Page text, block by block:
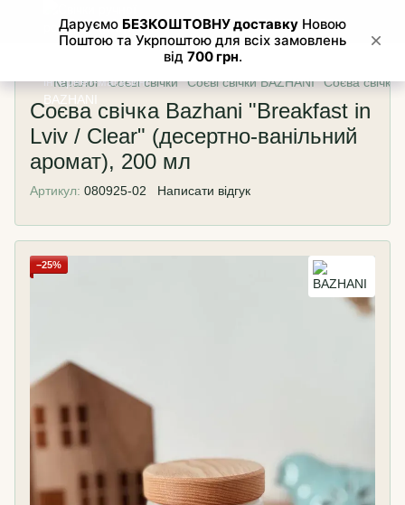
Каталог Соєві свічки Соєві свічки BAZHANI Соєва
Соєва свічка Bazhani "Breakfast in
Lviv / Clear" (десертно-ванільний
аромат), 200 мл
Артикул: 080925-02 Написати відгук
−25%